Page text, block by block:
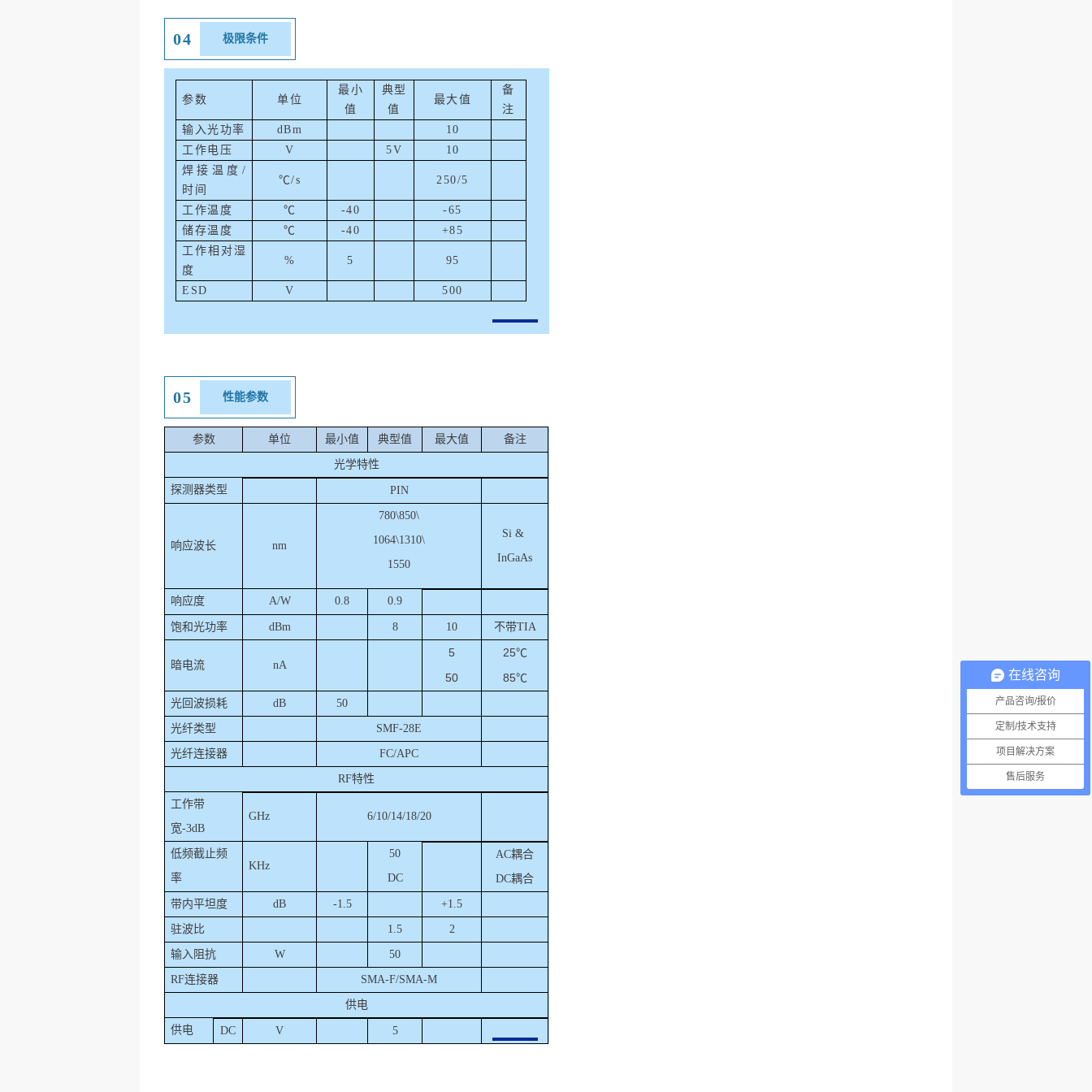
04 极限条件
参数 单位
最小
值
典型
值
最大值
备
注
输入光功率
dBm
10
工作电压
V 5V
10
焊接温度 /
时间
℃/s 250/5
工作温度 ℃ -40 -65
储存温度
℃ -40
+85
工作相对湿
度
% 5 95
ESD V 500
05 性能参数
参数 单位 最小值 典型值 最大值 备注
光学特性
探测器类型 PIN
响应波长 nm
780\850\
1064\1310\
1550
Si &
InGaAs
响应度 A/W 0.8 0.9
饱和光功率 dBm 8 10 不带TIA
暗电流 nA
5
50
25℃
85℃
光回波损耗 dB 50
光纤类型 SMF-28E
光纤连接器 FC/APC
RF特性
工作带
宽-3dB
GHz 6/10/14/18/20
低频截止频
率
KHz
50
DC
AC耦合
DC耦合
带内平坦度 dB -1.5 +1.5
驻波比 1.5 2
输入阻抗 W 50
RF连接器 SMA-F/SMA-M
供电
供电 DC V 5
在线咨询
产品咨询/报价
定制/技术支持
项目解决方案
售后服务